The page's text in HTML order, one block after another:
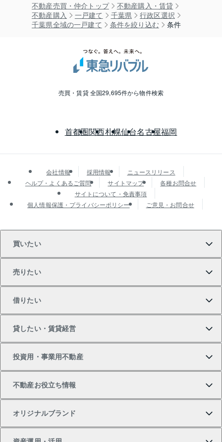
不動産売買・仲介トップ
不動産購入・賃貸
不動産購入
一戸建て 千葉県
行政区選択
千葉県全域の一戸建て
条件を絞り込む 条件
売買・賃貸 全国29,695件から物件検索
首都圏関西札幌仙台名古屋福岡
会社情報 採用情報
ニュースリリース
ヘルプ・よくあるご質問
サイトマップ
各種お問合せ
サイトについて・免責事項
個人情報保護・プライバシーポリシー
ご意見・お問合せ
買いたい
新築・分譲マンションの購入
中古マンションの購入
売りたい
マンションの売却・査定
一戸建ての売却・査定
借りたい
借りたいTOP
物件を借りる
貸したい・賃貸経営
貸したいTOP
投資用・事業用不動産
不動産お役立ち情報
オリジナルブランド